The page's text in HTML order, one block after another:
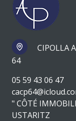
CIPOLLA
64
05 59 43 06 47
" CÔTÉ
USTARITZ